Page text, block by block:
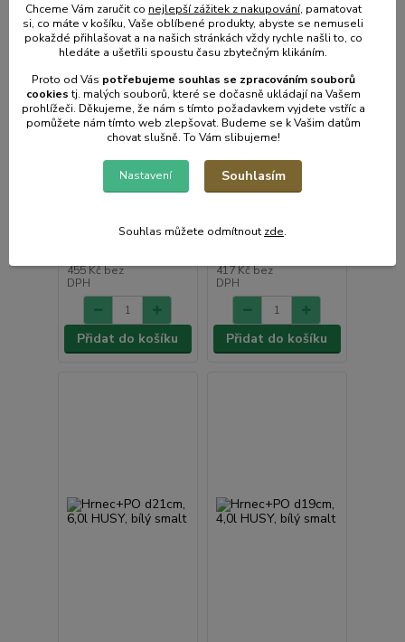
1 hodnocení
Hrnec+PO d16 (2,00l)
MÁKY, bílý smalt
455 Kčbez
DPH
prac. dnů
Přidat do košíku
2 hodnocení
Hrnec+PO d14 (1,50l)
MÁKY, bílý smalt
417 Kčbez
DPH
prac. dnů
Přidat do košíku
Chceme Vám zaručit co nejlepší zážitek z nakupování, pamatovat
si, co máte v košíku, Vaše oblíbené produkty, abyste se nemuseli
pokaždé přihlašovat a na našich stránkách vždy rychle našli to, co
hledáte a ušetřili spoustu času zbytečným klikáním.
Proto od Vás potřebujeme souhlas se zpracováním souborů
cookiestj. malých souborů, které se dočasně ukládají na Vašem
prohlížeči. Děkujeme, že nám s tímto požadavkem vyjdete vstříc a
pomůžete nám tímto web zlepšovat. Budeme se k Vašim datům
chovat slušně. To Vám slibujeme!
Nastavení Souhlasím
Souhlas můžete odmítnout zde.